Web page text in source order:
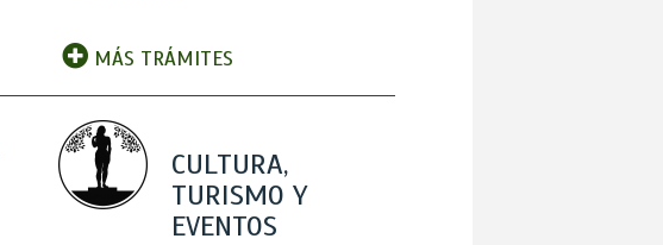
MÁS TRÁMITES
CULTURA,
TURISMO Y
EVENTOS